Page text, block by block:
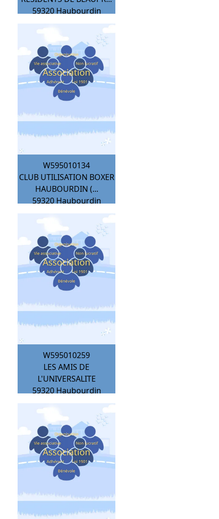
59320 Haubourdin
W595010134
CLUB UTILISATION BOXER
HAUBOURDIN (...
59320 Haubourdin
W595010259
LES AMIS DE
L'UNIVERSALITE
59320 Haubourdin